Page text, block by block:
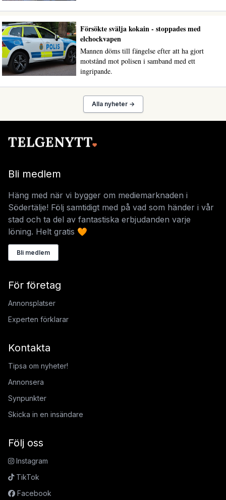
Försökte svälja kokain - stoppades med
elchockvapen
Mannen döms till fängelse efter att ha gjort
motstånd mot polisen i samband med ett
ingripande.
Alla nyheter →
Bli medlem
Häng med när vi bygger om mediemarknaden i
Södertälje! Följ samtidigt med på vad som händer i vår
stad och ta del av fantastiska erbjudanden varje
löning. Helt gratis 🧡
Bli medlem
För företag
Annonsplatser
Experten förklarar
Kontakta
Tipsa om nyheter!
Annonsera
Synpunkter
Skicka in en insändare
Följ oss
Instagram
TikTok
Facebook